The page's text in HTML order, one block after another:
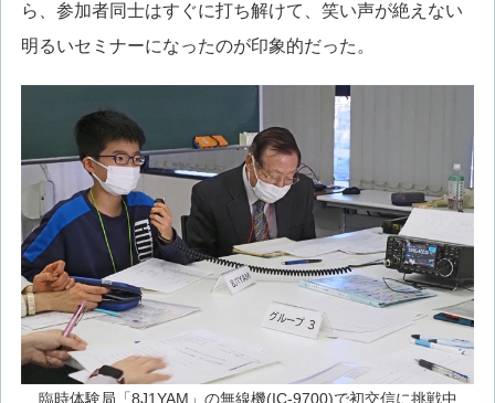
ら、参加者同士はすぐに打ち解けて、笑い声が絶えない
明るいセミナーになったのが印象的だった。
臨時体験局「8J1YAM」の無線機(IC-9700)で初交信に挑戦中